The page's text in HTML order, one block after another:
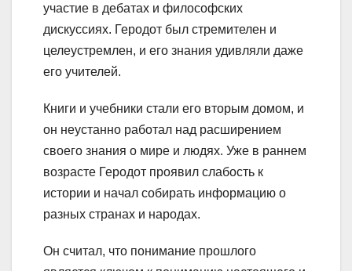
участие в дебатах и философских
дискуссиях. Геродот был стремителен и
целеустремлен, и его знания удивляли даже
его учителей.
Книги и учебники стали его вторым домом, и
он неустанно работал над расширением
своего знания о мире и людях. Уже в раннем
возрасте Геродот проявил слабость к
истории и начал собирать информацию о
разных странах и народах.
Он считал, что понимание прошлого